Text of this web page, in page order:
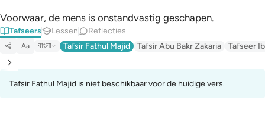
Voorwaar, de mens is onstandvastig geschapen.
Tafseers Lessen Reflecties
Aa বাংলা Tafsir Fathul Majid Tafsir Abu Bakr Zakaria Tafseer
Tafsir Fathul Majid is niet beschikbaar voor de huidige vers.